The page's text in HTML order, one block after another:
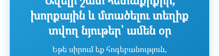
խորքային և մտածելու տեղիք
տվող նյութեր՝ ամեն օր
Եթե սիրում եք հոգեբանություն,